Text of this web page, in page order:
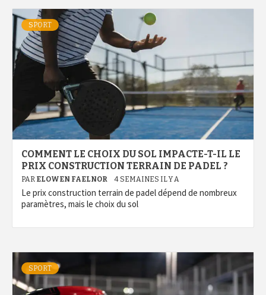
SPORT
COMMENT LE CHOIX DU SOL IMPACTE-T-IL LE
PRIX CONSTRUCTION TERRAIN DE PADEL ?
PAR ELOWEN FAELNOR 4 SEMAINES IL Y A
Le prix construction terrain de padel dépend de nombreux
paramètres, mais le choix du sol
SPORT